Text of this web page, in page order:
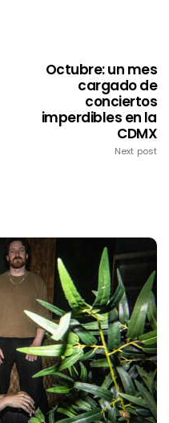
Octubre: un mes
cargado de
conciertos
imperdibles en la
CDMX
Next post